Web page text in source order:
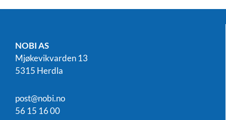
NOBI AS
Mjøkevikvarden 13
5315 Herdla
post@nobi.no
56 15 16 00